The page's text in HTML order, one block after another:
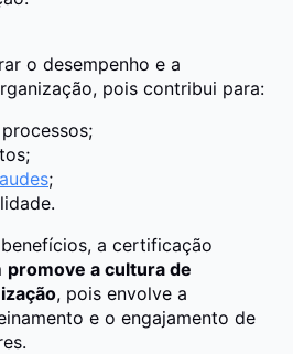
o desempenho e a
pois contribui para:
;
a certificação
promove a cultura de
, pois envolve a
e o engajamento de